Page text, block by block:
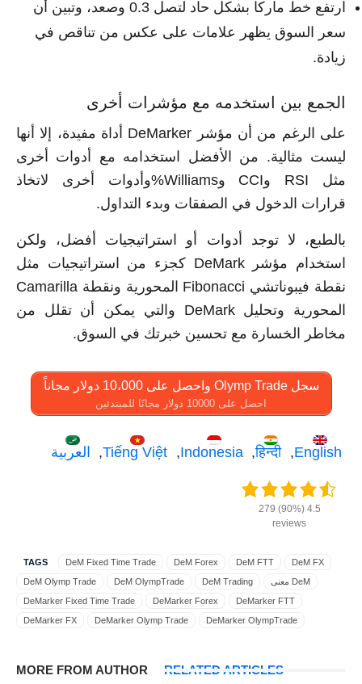
ارتفع خط ماركا بشكل حاد لتصل 0.3 وصعد، وتبين أن
سعر السوق يظهر علامات على عكس من تناقص في
زيادة.
الجمع بين استخدمه مع مؤشرات أخرى
على الرغم من أن مؤشر DeMarker أداة مفيدة، إلا أنها
ليست مثالية. من الأفضل استخدامه مع أدوات أخرى
مثل RSI وCCI وWilliams%وأدوات أخرى لاتخاذ
قرارات الدخول في الصفقات وبدء التداول.
بالطبع، لا توجد أدوات أو استراتيجيات أفضل، ولكن
استخدام مؤشر DeMark كجزء من استراتيجيات مثل
نقطة فيبوناتشي Fibonacci المحورية ونقطة Camarilla
المحورية وتحليل DeMark والتي يمكن أن تقلل من
مخاطر الخسارة مع تحسين خبرتك في السوق.
سجل Olymp Trade واحصل على 10،000 دولار مجاناً
احصل على 10000 دولار مجانًا للمبتدئين
English
हिन्दी
Indonesia
Tiếng Việt العربية
4.5 (90%) 279
reviews
TAGS DeM Fixed Time Trade DeM Forex DeM FTT
DeM FX
DeM Olymp Trade
DeM OlympTrade DeM Trading
DeM معنى
DeMarker Fixed Time Trade
DeMarker Forex
DeMarker FTT
DeMarker FX
DeMarker Olymp Trade
DeMarker OlympTrade
RELATED ARTICLES
MORE FROM AUTHOR